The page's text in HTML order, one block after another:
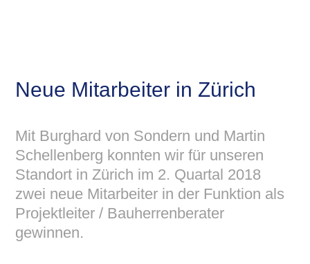
Neue Mitarbeiter in Zürich
Mit Burghard von Sondern und Martin
Schellenberg konnten wir für unseren
Standort in Zürich im 2. Quartal 2018
zwei neue Mitarbeiter in der Funktion als
Projektleiter / Bauherrenberater
gewinnen.